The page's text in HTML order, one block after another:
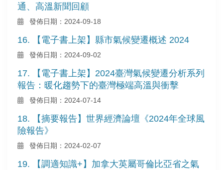
通、高溫新聞回顧
發佈日期：2024-09-18
16. 【電子書上架】縣市氣候變遷概述 2024
發佈日期：2024-09-02
17. 【電子書上架】2024臺灣氣候變遷分析系列
報告：暖化趨勢下的臺灣極端高溫與衝擊
發佈日期：2024-07-14
18. 【摘要報告】世界經濟論壇《2024年全球風
險報告》
發佈日期：2024-02-07
19. 【調適知識+】加拿大英屬哥倫比亞省之氣